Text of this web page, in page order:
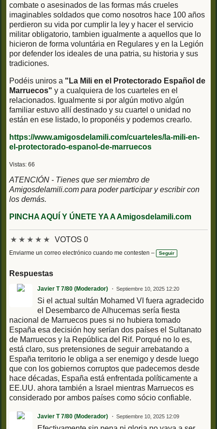
combate o asesinados de las formas más crueles
imaginables soldados que como nosotros hace 100 años
perdieron su vida por cumplir la ley y hacer el servicio
militar obligatorio, tambien igualmente a aquellos que lo
hicieron de forma voluntária en Regulares y en la Legión
por defender los ideales de una patria, su historia y sus
tradiciones.
Podéis uniros a "La Mili en el Protectorado Español de
Marruecos" y a cualquiera de los cuarteles en el
relacionados. Igualmente si por algún motivo algún
familiar estuvo allí destinado y su cuartel o unidad no
están en ese listado, lo proponéis y podemos crearlo.
https://www.amigosdelamili.com/cuarteles/la-mili-en-
el-protectorado-espanol-de-marruecos
Vistas: 66
ATENCIÓN - Tienes que ser miembro de
Amigosdelamili.com para poder participar y escribir con
los demás.
PINCHA AQUÍ Y ÚNETE YA A Amigosdelamili.com
★ ★ ★ ★ ★ VOTOS 0
Enviarme un correo electrónico cuando me contesten – Seguir
Respuestas
Javier T 7/80 (Moderador) Septiembre 10, 2025 12:20
Si el actual sultán Mohamed VI fuera agradecido
el Desembarco de Alhucemas sería fiesta
nacional de Marruecos pues si no hubiera tomado
España esa decisión hoy serían dos países el Sultanato
de Marruecos y la República del Rif. Porqué no lo es,
está claro, sus pretensiones de seguir arrebatando a
España territorio le obliga a ser enemigo y desde luego
que con los gobiernos corruptos que padecemos desde
hace décadas, España está enfrentada políticamente a
EE.UU. ahora también a Israel mientras Marruecos es
considerado por ambos países como sócio confiable.
Javier T 7/80 (Moderador) Septiembre 10, 2025 12:09